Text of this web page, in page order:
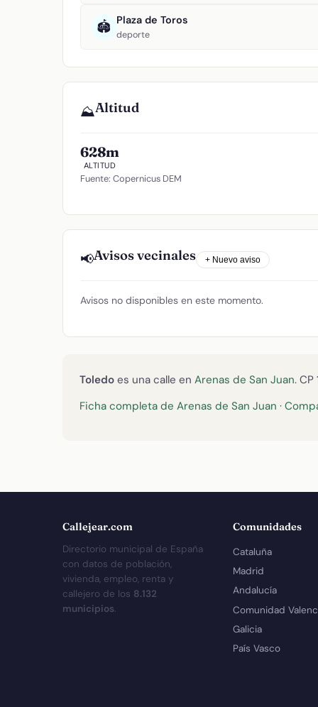
🏟️ Plaza de Toros
deporte
⛰️Altitud
628m
ALTITUD
Fuente: Copernicus DEM
📢Avisos vecinales + Nuevo aviso
Avisos no disponibles en este momento.
Toledo es una calle en Arenas de San Juan. CP
Ficha completa de Arenas de San Juan ·
Callejear.com
Directorio municipal de España
con datos de población,
vivienda, empleo, renta y
callejero de los 8.132
municipios.
Comunidades
Cataluña
Madrid
Andalucía
Comunidad
Galicia
País Vasco